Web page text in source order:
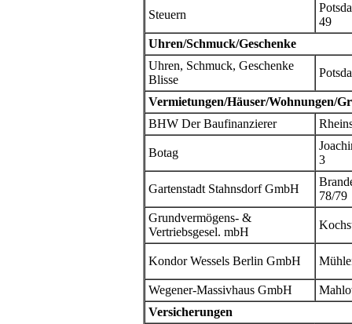
Steuern
49
Uhren/Schmuck/Geschenke
Uhren, Schmuck, Geschenke
Blisse
Vermietungen/Häuser/Wohnungen/
BHW Der Baufinanzierer
Botag
3
Gartenstadt Stahnsdorf GmbH
78/79
Grundvermögens- &
Vertriebsgesel. mbH
Kondor Wessels Berlin GmbH
Wegener-Massivhaus GmbH
Versicherungen